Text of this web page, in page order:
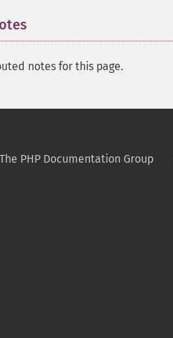
notes for this page.
PHP Documentation Group